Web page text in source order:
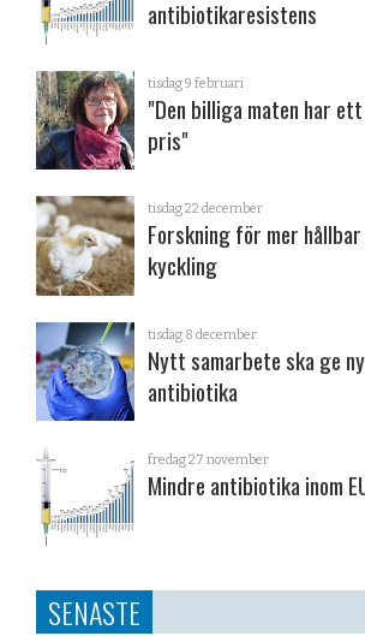
antibiotikaresistens
tisdag 9 februari
"Den billiga maten har
pris"
tisdag 22 december
Forskning för mer hållbar
kyckling
tisdag 8 december
Nytt samarbete ska ge ny
antibiotika
fredag 27 november
Mindre antibiotika inom
SENASTE